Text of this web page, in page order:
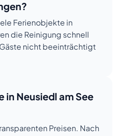
Ferienobjekte in
die Reinigung schnell
nicht beeinträchtigt
in Neusiedl am See
Preisen. Nach